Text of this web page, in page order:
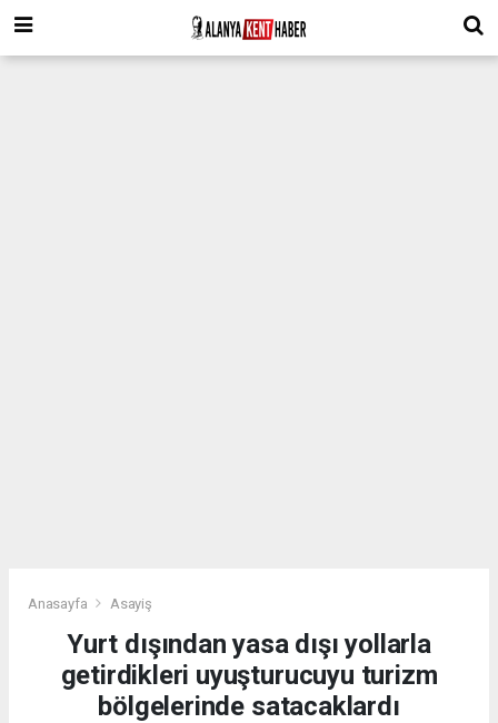
Anasayfa Asayiş
Yurt dışından yasa dışı yollarla
getirdikleri uyuşturucuyu turizm
bölgelerinde satacaklardı